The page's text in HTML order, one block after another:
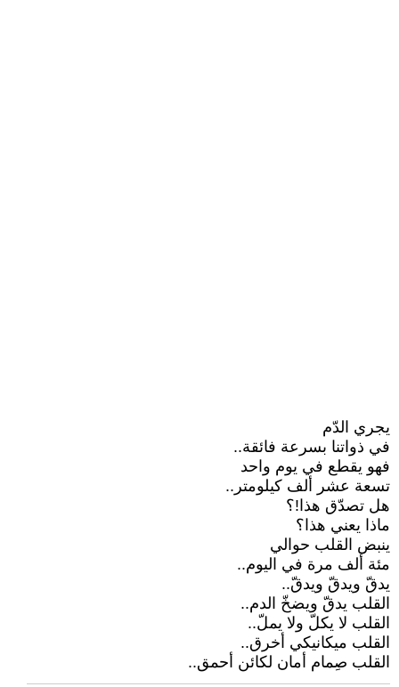
يجري الدّم
في ذواتنا بسرعة فائقة..
فهو يقطع في يوم واحد
تسعة عشر ألف كيلومتر..
هل تصدّق هذا!؟
ماذا يعني هذا؟
ينبض القلب حوالي
مئة ألف مرة في اليوم..
يدقّ ويدقّ ويدقّ..
القلب يدقّ ويضخّ الدم..
القلب لا يكلّ ولا يملّ..
القلب ميكانيكي أخرق..
القلب صِمام أمان لكائن أحمق..